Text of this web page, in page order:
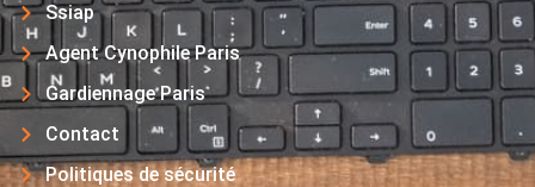
Ssiap
Agent Cynophile Paris
Gardiennage Paris
Contact
Politiques de sécurité